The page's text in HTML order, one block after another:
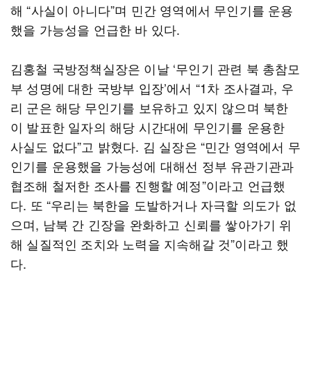
해 “사실이 아니다”며 민간 영역에서 무인기를 운용
했을 가능성을 언급한 바 있다.
김홍철 국방정책실장은 이날 ‘무인기 관련 북 총참모
부 성명에 대한 국방부 입장’에서 “1차 조사결과, 우
리 군은 해당 무인기를 보유하고 있지 않으며 북한
이 발표한 일자의 해당 시간대에 무인기를 운용한
사실도 없다”고 밝혔다. 김 실장은 “민간 영역에서 무
인기를 운용했을 가능성에 대해선 정부 유관기관과
협조해 철저한 조사를 진행할 예정”이라고 언급했
다. 또 “우리는 북한을 도발하거나 자극할 의도가 없
으며, 남북 간 긴장을 완화하고 신뢰를 쌓아가기 위
해 실질적인 조치와 노력을 지속해갈 것”이라고 했
다.